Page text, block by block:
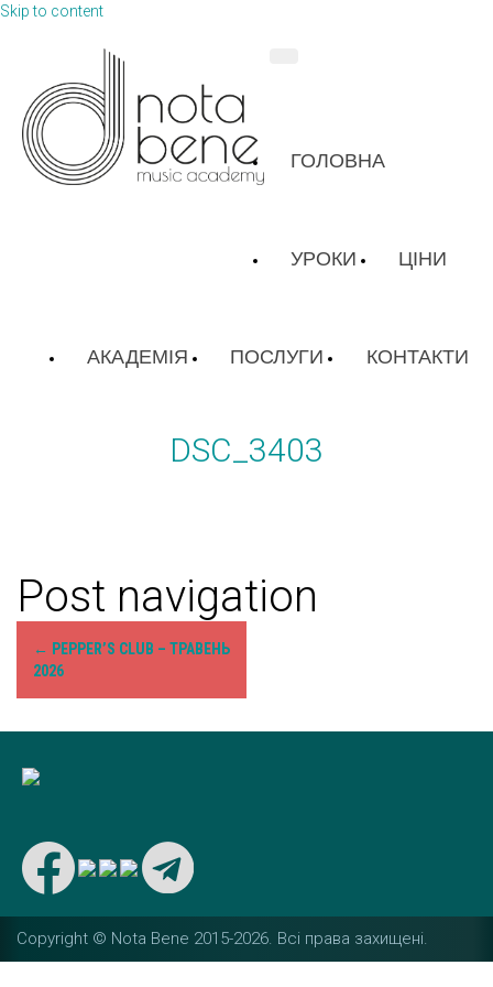
Skip to content
ГОЛОВНА
УРОКИ ЦІНИ
АКАДЕМІЯ ПОСЛУГИ КОНТАКТИ
DSC_3403
Post navigation
← PEPPER’S CLUB – ТРАВЕНЬ
2026
Copyright © Nota Bene 2015-2026. Вcі права захищені.